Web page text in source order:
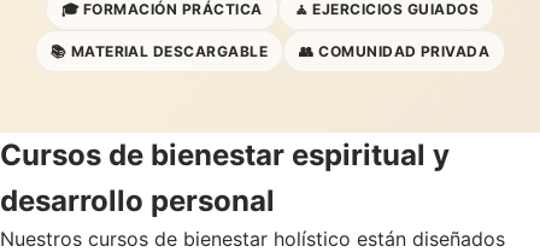
🎓 FORMACIÓN PRÁCTICA 🧘 EJERCICIOS GUIADOS
📚 MATERIAL DESCARGABLE 👥 COMUNIDAD PRIVADA
Cursos de bienestar espiritual y
desarrollo personal
Nuestros cursos de bienestar holístico están diseñados